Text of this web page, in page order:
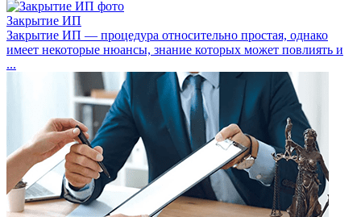
Закрытие ИП
Закрытие ИП — процедура относительно простая, однако
имеет некоторые нюансы, знание которых может повлиять и
...